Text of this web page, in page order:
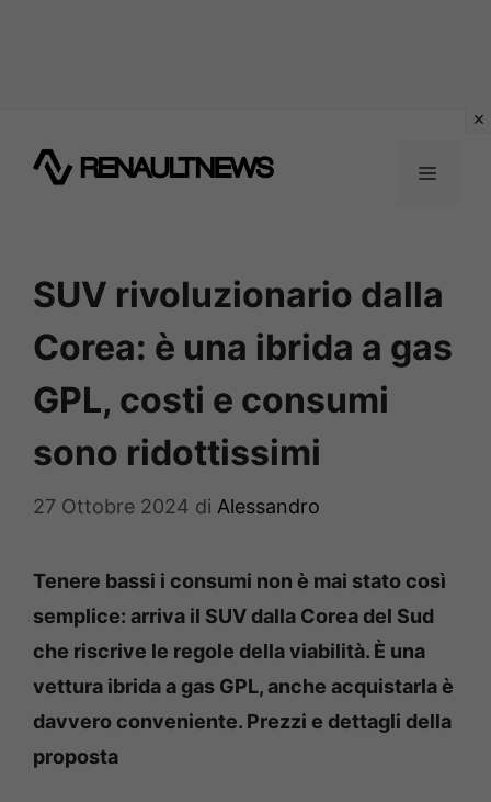
MENU
SUV rivoluzionario dalla
Corea: è una ibrida a gas
GPL, costi e consumi
sono ridottissimi
27 Ottobre 2024 di Alessandro
Tenere bassi i consumi non è mai stato così
semplice: arriva il SUV dalla Corea del Sud
che riscrive le regole della viabilità. È una
vettura ibrida a gas GPL, anche acquistarla è
davvero conveniente. Prezzi e dettagli della
proposta